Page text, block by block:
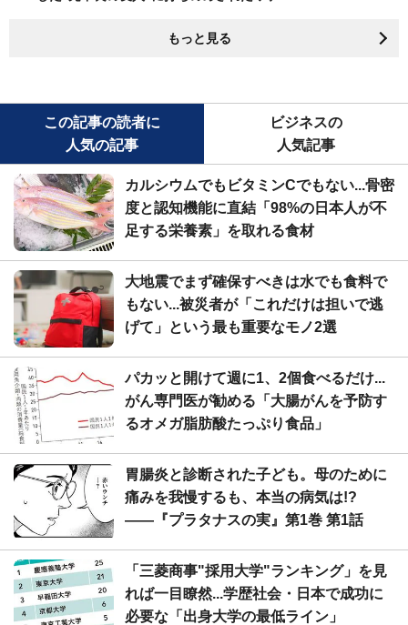
もっと見る
この記事の読者に
人気の記事
ビジネスの
人気記事
カルシウムでもビタミンCでもない...骨密
度と認知機能に直結「98%の日本人が不
足する栄養素」を取れる食材
大地震でまず確保すべきは水でも食料で
もない...被災者が「これだけは担いで逃
げて」という最も重要なモノ2選
パカッと開けて週に1、2個食べるだけ...
がん専門医が勧める「大腸がんを予防す
るオメガ脂肪酸たっぷり食品」
胃腸炎と診断された子ども。母のために
痛みを我慢するも、本当の病気は!?
――『プラタナスの実』第1巻 第1話
「三菱商事"採用大学"ランキング」を見
れば一目瞭然...学歴社会・日本で成功に
必要な「出身大学の最低ライン」